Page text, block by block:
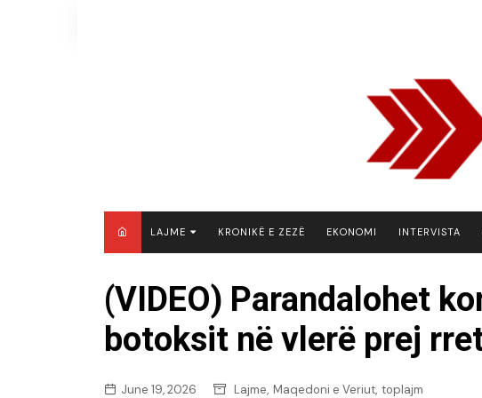
LAJME
KOSOVË
SHQIPËRI
BOTË
KRONIKË E ZEZË EKONOMI INTERVISTA
(VIDEO) Parandalohet
botoksit në vlerë prej
June 19, 2026 Lajme, Maqedoni e Veriut, toplajm